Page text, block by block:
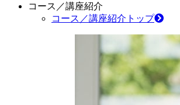
コース／講座紹介
コース／講座紹介トップ